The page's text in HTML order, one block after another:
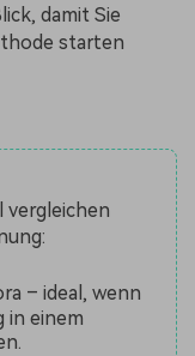
damit Sie
starten
vergleichen
– ideal, wenn
in einem